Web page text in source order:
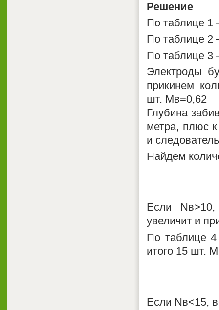
Решение
По таблице 1
По таблице
По таблице 3
Электроды
прикинем
шт. Мв=0,62
Глубина
метра, плюс
и
Найдем
Если
увеличит и
По таблице 4
итого 15 шт.
Если Nв<15,